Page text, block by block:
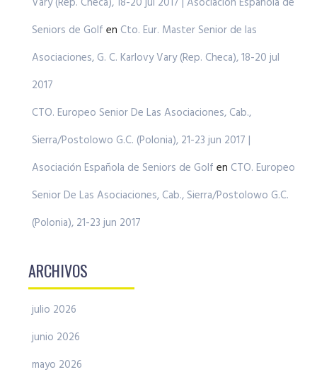
Seniors de Golf en Cto. Eur. Master Senior de las
Asociaciones, G. C. Karlovy Vary (Rep. Checa), 18-20 jul
2017
CTO. Europeo Senior De Las Asociaciones, Cab.,
Sierra/Postolowo G.C. (Polonia), 21-23 jun 2017 |
Asociación Española de Seniors de Golf en CTO. Europeo
Senior De Las Asociaciones, Cab., Sierra/Postolowo G.C.
(Polonia), 21-23 jun 2017
ARCHIVOS
julio 2026
junio 2026
mayo 2026